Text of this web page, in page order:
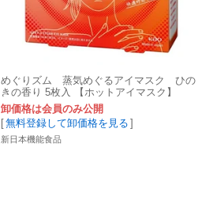
めぐりズム 蒸気めぐるアイマスク ひの
きの香り 5枚入 【ホットアイマスク】
卸価格は会員のみ公開
[無料登録して卸価格を見る ]
新日本機能食品